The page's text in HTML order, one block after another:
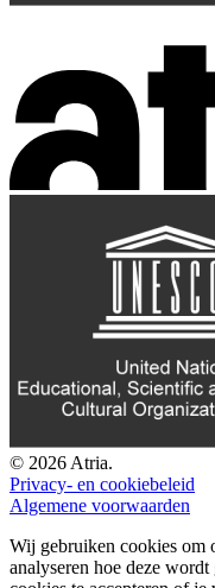
© 2026 Atria.
Privacy- en cookiebeleid
Algemene voorwaarden
Wij gebruiken cookies om
analyseren hoe deze